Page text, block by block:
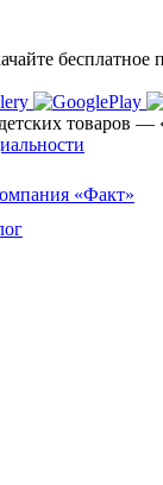
товаров —
«Факт»